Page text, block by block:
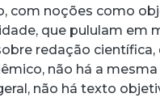
com noções como
que pululam em
redação científica,
não há a
não há texto